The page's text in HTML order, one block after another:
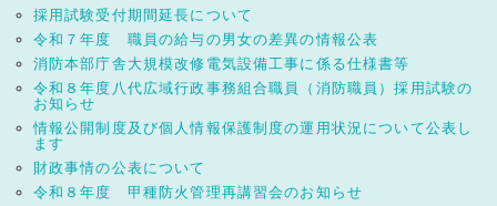
採用試験受付期間延長について
令和７年度 職員の給与の男女の差異の情報公表
消防本部庁舎大規模改修電気設備工事に係る仕様書等
令和８年度八代広域行政事務組合職員（消防職員）採用試験の
お知らせ
情報公開制度及び個人情報保護制度の運用状況について公表し
ます
財政事情の公表について
令和８年度 甲種防火管理再講習会のお知らせ